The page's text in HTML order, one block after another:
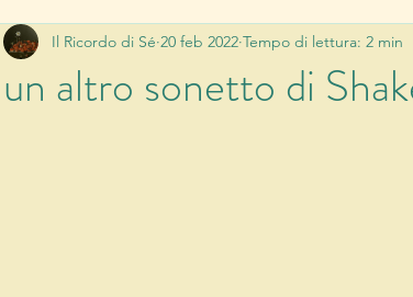
la Scuola tipi di corpo eventi Il
un altro sonetto di
Il Ricordo di Sé 20 feb 2022 Tempo di lettura: 2 min